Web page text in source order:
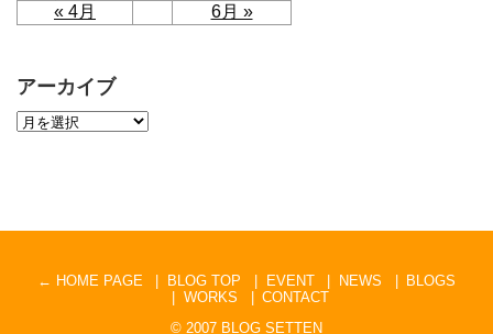
« 4月 6月 »
アーカイブ
← HOME PAGE BLOG TOP EVENT NEWS
BLOGS
WORKS
CONTACT
© 2007 BLOG SETTEN